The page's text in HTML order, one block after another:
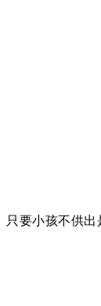
只要小孩不供出